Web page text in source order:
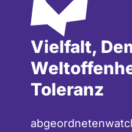
Vielfalt,
Toleranz